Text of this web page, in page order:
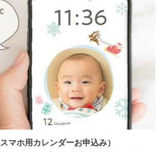
マホ用カレンダーお申込み）